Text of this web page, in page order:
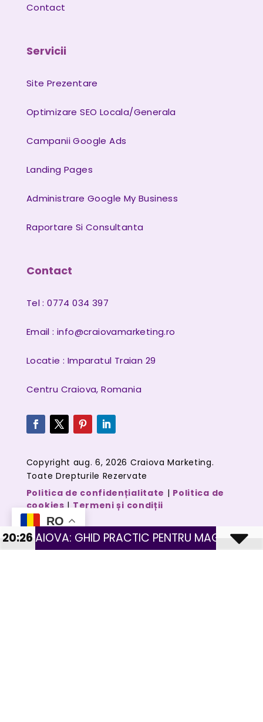
Contact
Servicii
Site Prezentare
Optimizare SEO Locala/Generala
Campanii Google Ads
Landing Pages
Administrare Google My Business
Raportare Si Consultanta
Contact
Tel : 0774 034 397
Email : info@craiovamarketing.ro
Locatie : Imparatul Traian 29
Centru Craiova, Romania
Copyright aug. 6, 2026 Craiova Marketing.
Toate Drepturile Rezervate
Politica de confidențialitate | Politica de
cookies|Termeni și condiții
RO
PENTRU MAGAZINE CU PRODUSE FIZICE
20:26